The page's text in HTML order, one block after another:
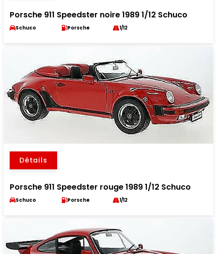
Porsche 911 Speedster noire 1989 1/12 Schuco
Schuco Porsche 1/12
Détails
Porsche 911 Speedster rouge 1989 1/12 Schuco
Schuco Porsche 1/12